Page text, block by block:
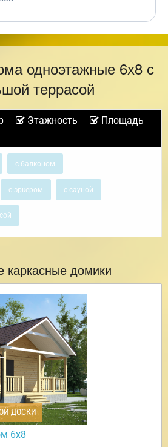
одноэтажные 6х8 с
террасой
Этажность
Площадь
с балконом
с эркером с сауной
каркасные домики
ДОСКИ
6х8